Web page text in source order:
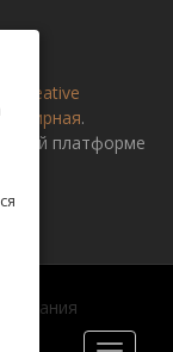
Creative
.
платформе